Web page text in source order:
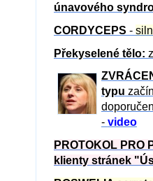
únavového
CORDYCEPS -
Překyselené tělo:
ZVRÁCE
typu
- video
PROTOKOL PRO
klienty stránek